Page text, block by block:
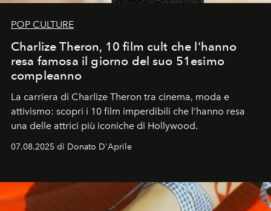
POP CULTURE
Charlize Theron, 10 film cult che l'hanno
resa famosa il giorno del suo 51esimo
compleanno
La carriera di Charlize Theron tra cinema, moda e
attivismo: scopri i 10 film imperdibili che l’hanno resa
una delle attrici più iconiche di Hollywood.
07.08.2025 di Donato D'Aprile